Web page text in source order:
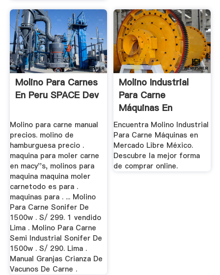
Molino Para Carnes
En Peru SPACE Dev
Molino para carne manual
precios. molino de
hamburguesa precio .
maquina para moler carne
en macy''s, molinos para
maquina maquina moler
carnetodo es para .
maquinas para . ... Molino
Para Carne Sonifer De
1500w . S/ 299. 1 vendido
Lima . Molino Para Carne
Semi Industrial Sonifer De
1500w . S/ 290. Lima .
Manual Granjas Crianza De
Vacunos De Carne .
Molino Industrial
Para Carne
Máquinas En
Mercado Libre ...
Encuentra Molino Industrial
Para Carne Máquinas en
Mercado Libre México.
Descubre la mejor forma
de comprar online.